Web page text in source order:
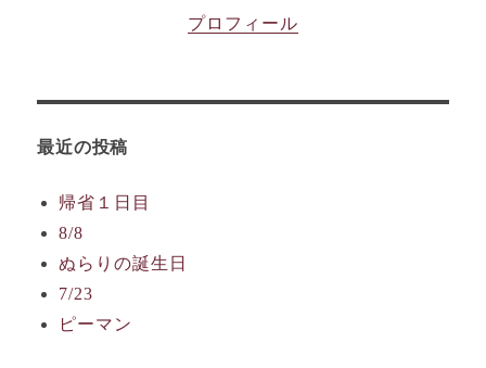
プロフィール
最近の投稿
帰省１日目
8/8
ぬらりの誕生日
7/23
ピーマン